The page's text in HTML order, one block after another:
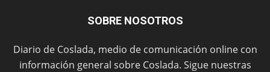
SOBRE NOSOTROS
Diario de Coslada, medio de comunicación online con
información general sobre Coslada. Sigue nuestras